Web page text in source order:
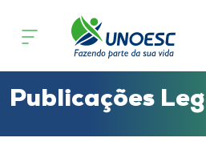
Cursos
Publicações